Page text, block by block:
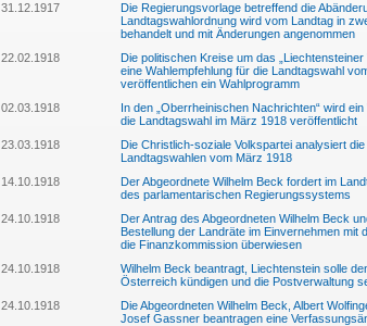
31.12.1917
Die Regierungsvorlage betreffend die
Landtagswahlordnung wird vom Landtag in
behandelt und mit Änderungen angenommen
22.02.1918
Die politischen Kreise um das
eine Wahlempfehlung für die Landtagswahl
veröffentlichen ein Wahlprogramm
02.03.1918
In den „Oberrheinischen Nachrichten“ wird
die Landtagswahl im März 1918 veröffentlicht
23.03.1918
Die Christlich-soziale Volkspartei analysiert
Landtagswahlen vom März 1918
14.10.1918
Der Abgeordnete Wilhelm Beck fordert im
des parlamentarischen Regierungssystems
24.10.1918
Der Antrag des Abgeordneten Wilhelm Beck
Bestellung der Landräte im Einvernehmen mit
die Finanzkommission überwiesen
24.10.1918
Wilhelm Beck beantragt, Liechtenstein solle
Österreich kündigen und die Postverwaltung
24.10.1918
Die Abgeordneten Wilhelm Beck, Albert
Josef Gassner beantragen eine